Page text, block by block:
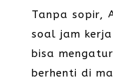
Tanpa sopir,
soal jam
bisa
berhenti di